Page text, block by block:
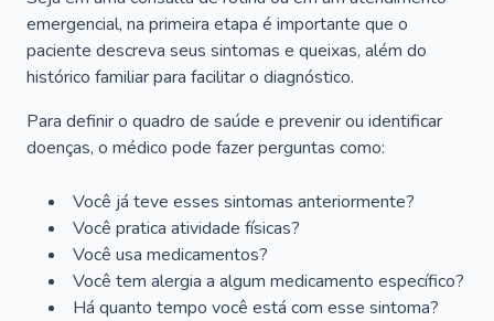
emergencial, na primeira etapa é importante que o
paciente descreva seus sintomas e queixas, além do
histórico familiar para facilitar o diagnóstico.
Para definir o quadro de saúde e prevenir ou identificar
doenças, o médico pode fazer perguntas como:
Você já teve esses sintomas anteriormente?
Você pratica atividade físicas?
Você usa medicamentos?
Você tem alergia a algum medicamento específico?
Há quanto tempo você está com esse sintoma?